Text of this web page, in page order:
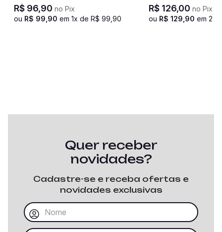
R$ 96,90 no Pix
ou R$ 99 90 em 1x de R$ 99 90
R$ 126,00 no Pix
ou R$ 129 90 em 2
Quer receber
novidades?
Cadastre-se e receba ofertas e
novidades exclusivas